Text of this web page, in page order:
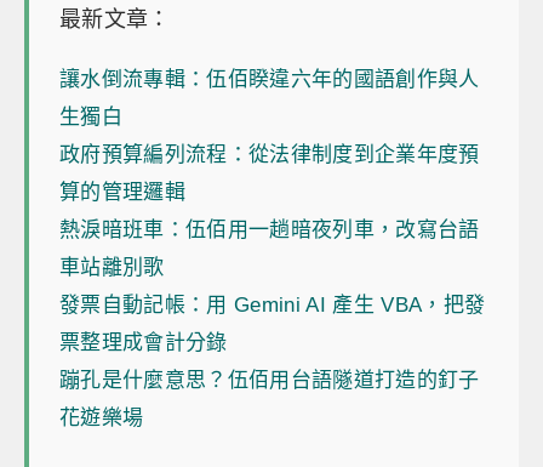
最新文章：
讓水倒流專輯：伍佰睽違六年的國語創作與人
生獨白
政府預算編列流程：從法律制度到企業年度預
算的管理邏輯
熱淚暗班車：伍佰用一趟暗夜列車，改寫台語
車站離別歌
發票自動記帳：用 Gemini AI 產生 VBA，把發
票整理成會計分錄
蹦孔是什麼意思？伍佰用台語隧道打造的釘子
花遊樂場